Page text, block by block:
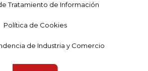
Tratamiento de Información
Política de Cookies
de Industria y Comercio